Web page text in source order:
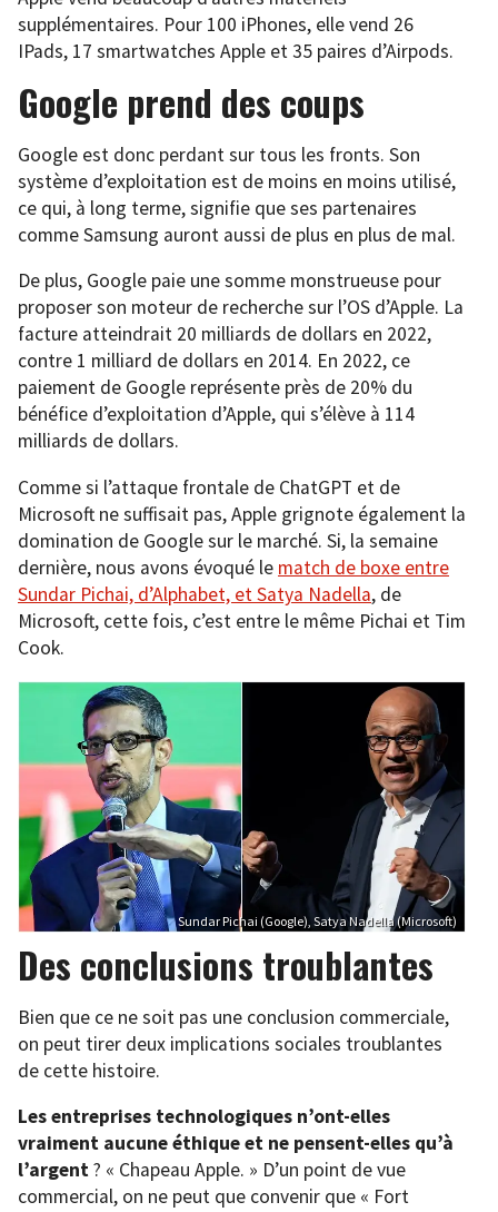
supplémentaires. Pour 100 iPhones, elle vend 26
IPads, 17 smartwatches Apple et 35 paires d’Airpods.
Google prend des coups
Google est donc perdant sur tous les fronts. Son
système d’exploitation est de moins en moins utilisé,
ce qui, à long terme, signifie que ses partenaires
comme Samsung auront aussi de plus en plus de mal.
De plus, Google paie une somme monstrueuse pour
proposer son moteur de recherche sur l’OS d’Apple. La
facture atteindrait 20 milliards de dollars en 2022,
contre 1 milliard de dollars en 2014. En 2022, ce
paiement de Google représente près de 20% du
bénéfice d’exploitation d’Apple, qui s’élève à 114
milliards de dollars.
Comme si l’attaque frontale de ChatGPT et de
Microsoft ne suffisait pas, Apple grignote également la
domination de Google sur le marché. Si, la semaine
dernière, nous avons évoqué le match de boxe entre
Sundar Pichai, d’Alphabet, et Satya Nadella, de
Microsoft, cette fois, c’est entre le même Pichai et Tim
Cook.
Sundar Pichai (Google), Satya Nadella (Microsoft)
Des conclusions troublantes
Bien que ce ne soit pas une conclusion commerciale,
on peut tirer deux implications sociales troublantes
de cette histoire.
Les entreprises technologiques n’ont-elles
vraiment aucune éthique et ne pensent-elles qu’à
l’argent? « Chapeau Apple. » D’un point de vue
commercial, on ne peut que convenir que « Fort